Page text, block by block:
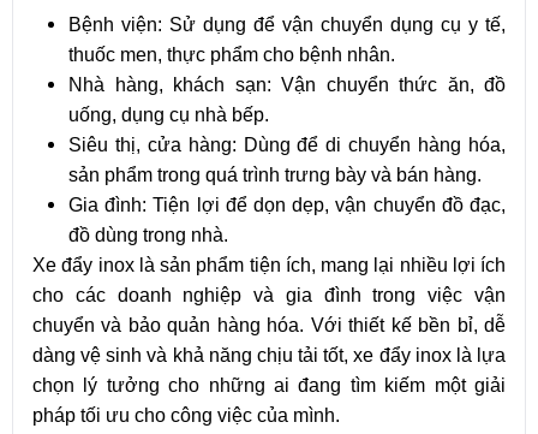
Bệnh viện: Sử dụng để vận chuyển dụng cụ y tế,
thuốc men, thực phẩm cho bệnh nhân.
Nhà hàng, khách sạn: Vận chuyển thức ăn, đồ
uống, dụng cụ nhà bếp.
Siêu thị, cửa hàng: Dùng để di chuyển hàng hóa,
sản phẩm trong quá trình trưng bày và bán hàng.
Gia đình: Tiện lợi để dọn dẹp, vận chuyển đồ đạc,
đồ dùng trong nhà.
Xe đẩy inox là sản phẩm tiện ích, mang lại nhiều lợi ích
cho các doanh nghiệp và gia đình trong việc vận
chuyển và bảo quản hàng hóa. Với thiết kế bền bỉ, dễ
dàng vệ sinh và khả năng chịu tải tốt, xe đẩy inox là lựa
chọn lý tưởng cho những ai đang tìm kiếm một giải
pháp tối ưu cho công việc của mình.